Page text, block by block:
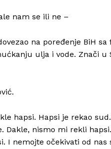
nam se ili ne –
na poređenje BiH
ulja i vode. Znači u
hapsi. Hapsi je rekao
Dakle, nismo mi rekli
I nemojte očekivati od